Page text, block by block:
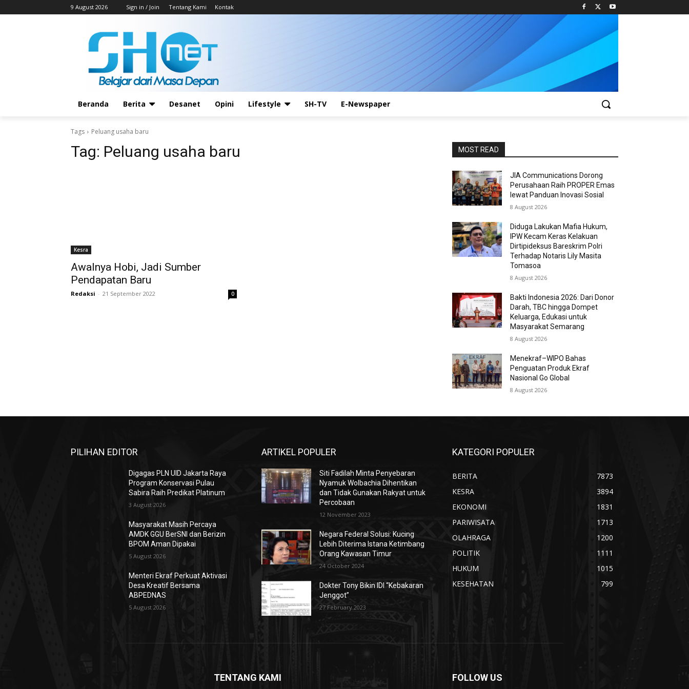
9 August 2026 Sign in / Join Tentang Kami Kontak
Beranda Berita Desanet Opini Lifestyle SH-TV E-Newspaper
Tags Peluang usaha baru
Tag: Peluang usaha baru
Kesra
Awalnya Hobi, Jadi Sumber
Pendapatan Baru
Redaksi - 21 September 2022 0
MOST READ
JIA Communications Dorong
Perusahaan Raih PROPER Emas
lewat Panduan Inovasi Sosial
8 August 2026
Diduga Lakukan Mafia Hukum,
IPW Kecam Keras Kelakuan
Dirtipideksus Bareskrim Polri
Terhadap Notaris Lily Masita
Tomasoa
8 August 2026
Bakti Indonesia 2026: Dari Donor
Darah, TBC hingga Dompet
Keluarga, Edukasi untuk
Masyarakat Semarang
8 August 2026
Menekraf–WIPO Bahas
Penguatan Produk Ekraf
Nasional Go Global
8 August 2026
PILIHAN EDITOR
Digagas PLN UID Jakarta Raya
Program Konservasi Pulau
Sabira Raih Predikat Platinum
3 August 2026
Masyarakat Masih Percaya
AMDK GGU BerSNI dan Berizin
BPOM Aman Dipakai
5 August 2026
Menteri Ekraf Perkuat Aktivasi
Desa Kreatif Bersama
ABPEDNAS
5 August 2026
ARTIKEL POPULER
Siti Fadilah Minta Penyebaran
Nyamuk Wolbachia Dihentikan
dan Tidak Gunakan Rakyat untuk
Percobaan
12 November 2023
Negara Federal Solusi: Kucing
Lebih Diterima Istana Ketimbang
Orang Kawasan Timur
24 October 2024
Dokter Tony Bikin IDI “Kebakaran
Jenggot”
27 February 2023
KATEGORI POPULER
BERITA
7873
KESRA
3894
EKONOMI
1831
PARIWISATA
1713
OLAHRAGA
1200
POLITIK
1111
HUKUM
1015
KESEHATAN
799
TENTANG KAMI FOLLOW US